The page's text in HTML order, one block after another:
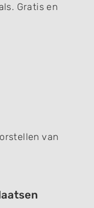
Gratis en
van